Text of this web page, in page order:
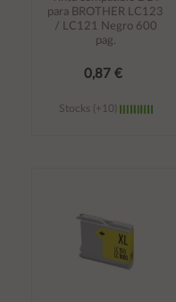
para BROTHER LC123
/ LC121 Negro 600
pag.
0,87 €
Stocks (+10)